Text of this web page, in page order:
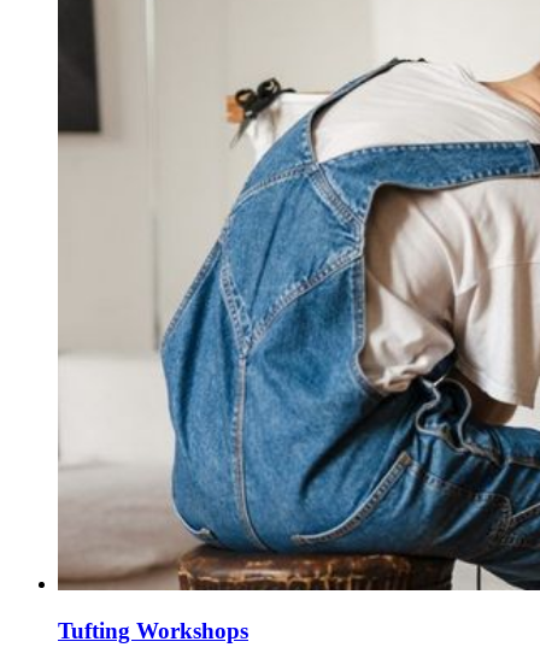
Tufting Workshops